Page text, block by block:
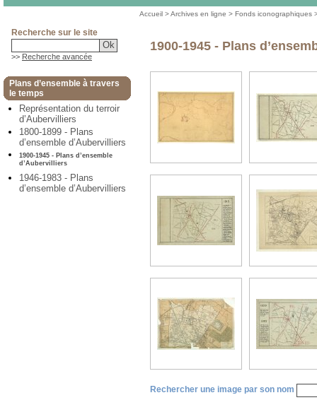
Recherche sur le site
>> Recherche avancée
Plans d’ensemble à travers
le temps
Représentation du terroir
d’Aubervilliers
1800-1899 - Plans
d’ensemble d’Aubervilliers
1900-1945 - Plans d’ensemble
d’Aubervilliers
1946-1983 - Plans
d’ensemble d’Aubervilliers
Accueil >Archives en ligne >Fonds iconographiques
1900-1945 - Plans
Rechercher une image par son nom